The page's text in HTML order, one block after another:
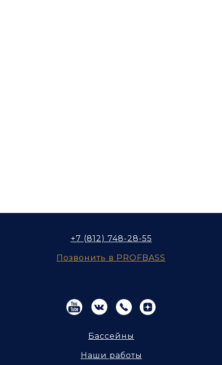
Наши работы
Бассейны
+7 (812) 748-28-55
Позвонить в PROFBASS